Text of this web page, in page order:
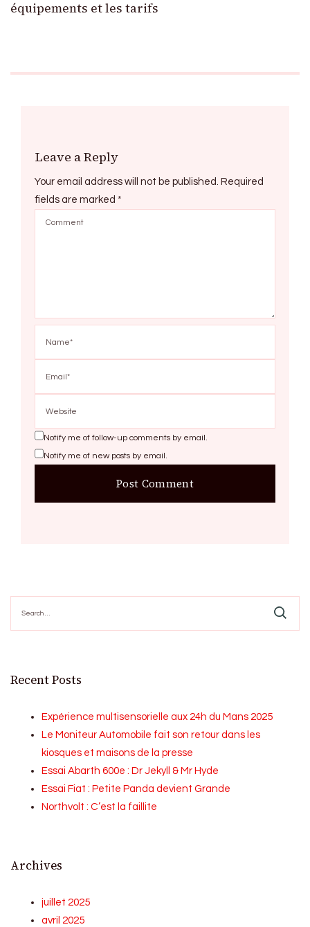
équipements et les tarifs
Leave a Reply
Your email address will not be published. Required
fields are marked *
Notify me of follow-up comments by email.
Notify me of new posts by email.
for:
Recent Posts
Expérience multisensorielle aux 24h du Mans 2025
Le Moniteur Automobile fait son retour dans les
kiosques et maisons de la presse
Essai Abarth 600e : Dr Jekyll & Mr Hyde
Essai Fiat : Petite Panda devient Grande
Northvolt : C’est la faillite
Archives
juillet 2025
avril 2025